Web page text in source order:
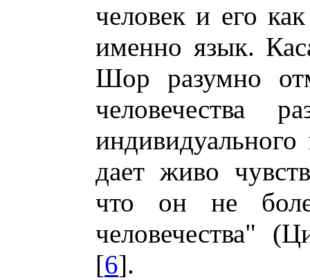
человек и его
именно язык.
Шор разумно
человечества
дает живо
что он не
человечества"
[6].